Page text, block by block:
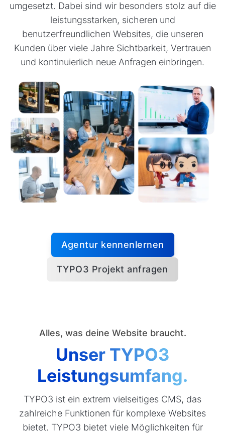
umgesetzt. Dabei sind wir besonders stolz auf die
leistungsstarken, sicheren und
benutzerfreundlichen Websites, die unseren
Kunden über viele Jahre Sichtbarkeit, Vertrauen
und kontinuierlich neue Anfragen einbringen.
Agentur kennenlernen
TYPO3 Projekt anfragen
Alles, was deine Website braucht.
Unser TYPO3
Leistungsumfang.
TYPO3 ist ein extrem vielseitiges CMS, das
zahlreiche Funktionen für komplexe Websites
bietet. TYPO3 bietet viele Möglichkeiten für